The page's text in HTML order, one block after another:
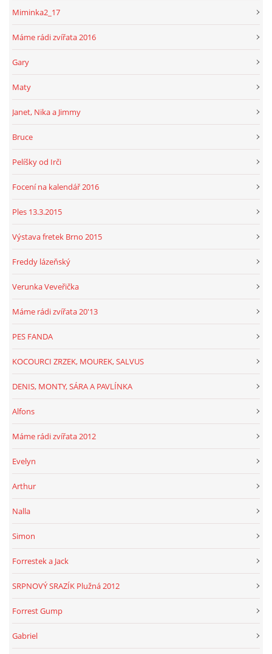
Miminka2_17
Máme rádi zvířata 2016
Gary
Maty
Janet, Nika a Jimmy
Bruce
Pelíšky od Irči
Focení na kalendář 2016
Ples 13.3.2015
Výstava fretek Brno 2015
Freddy lázeňský
Verunka Veveřička
Máme rádi zvířata 20'13
PES FANDA
KOCOURCI ZRZEK, MOUREK, SALVUS
DENIS, MONTY, SÁRA A PAVLÍNKA
Alfons
Máme rádi zvířata 2012
Evelyn
Arthur
Nalla
Simon
Forrestek a Jack
SRPNOVÝ SRAZÍK Plužná 2012
Forrest Gump
Gabriel